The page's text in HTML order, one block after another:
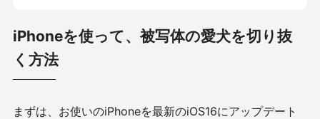
iPhoneを使って、被写体の愛犬を切り抜
く方法
まずは、お使いのiPhoneを最新のiOS16にアップデート